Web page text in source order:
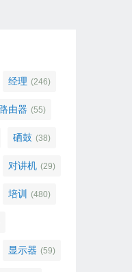
经理 (246)
路由器 (55)
硒鼓 (38)
对讲机 (29)
培训 (480)
显示器 (59)